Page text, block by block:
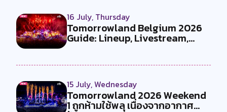
16 July, Thursday
Tomorrowland Belgium 2026
Guide: Lineup, Livestream,
15 July, Wednesday
Tomorrowland 2026 Weekend
1 ถูกห้ามใช้พลุ เนื่องจากอากาศ